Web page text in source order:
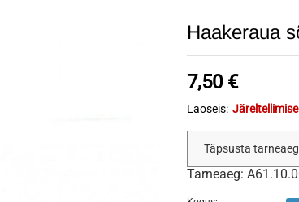
Haakeraua
7,50 €
Laoseis: Järeltellimisel
Täpsusta
Tarneaeg: